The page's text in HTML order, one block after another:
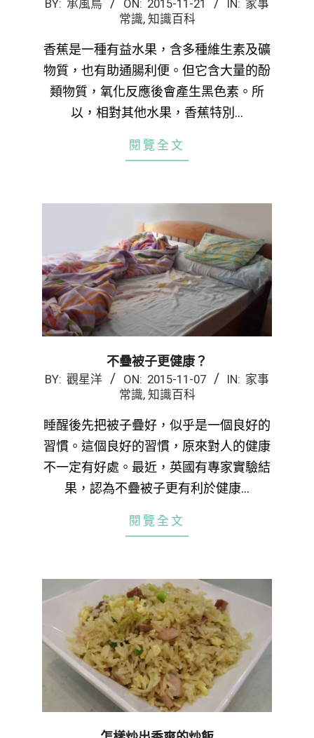
2015-
21
BY: 承風鳥 ON: 2015-11-21 IN: 家事
常識, 知識百科
香蕉是一種有益水果，含多種維生素及礦
物質，也有助通腸利便。但它含大量的酚
類物質，氧化反應後會產生黑色素。所
以，相對其他水果，香蕉特別…
閱覽全文
不疊被子更健康？
2015-
07
BY: 觀星洋 ON: 2015-11-07 IN: 家事
常識, 知識百科
睡醒後先把被子疊好，似乎是一個良好的
習慣。這個良好的習慣，原來對人的健康
不一定有好處。最近，英國有專家實驗結
果，認為不疊被子更有利於健康…
閱覽全文